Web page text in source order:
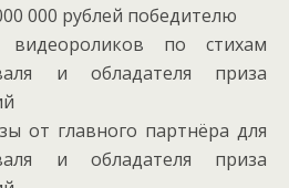
000 рублей победителю
по стихам
и обладателя приза
от главного партнёра для
и обладателя приза